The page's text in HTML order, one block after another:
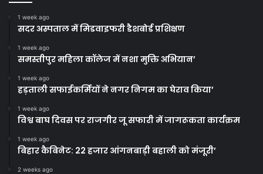
1 week ago
सदर अस्पताल में मिडवाइफरी डैशबोर्ड प्रशिक्षण
1 week ago
समस्तीपुर महिला कॉलेज में नशा मुक्ति अभियान’
1 week ago
हड़ताली सफाईकर्मियों ने नगर निगम का घेराव किया’
1 week ago
विश्व बाघ दिवस पर राजगीर जू सफारी में जागरूकता कार्यक्रम
1 week ago
बिहार कैबिनेट: 22 हजार आंगनबाड़ी बहाली को मंजूरी’
2 weeks ago